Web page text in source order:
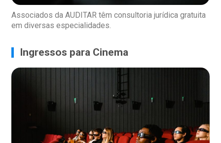
Associados da AUDITAR têm consultoria jurídica gratuita
em diversas especialidades.
Ingressos para Cinema